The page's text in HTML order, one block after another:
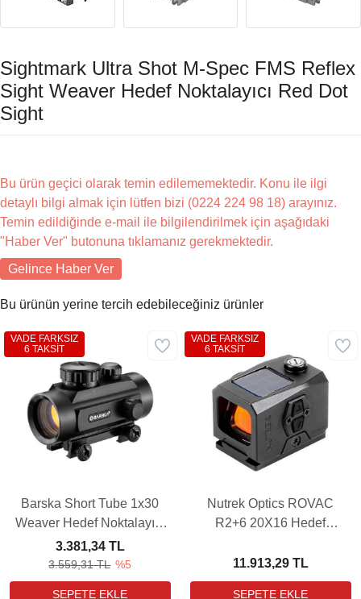
Sightmark Ultra Shot M-Spec FMS Reflex
Sight Weaver Hedef Noktalayıcı Red Dot
Sight
Bu ürün geçici olarak temin edilememektedir. Konu ile ilgi
detaylı bilgi almak için lütfen bizi (0224 224 98 18) arayınız.
Temin edildiğinde e-mail ile bilgilendirilmek için aşağıdaki
"Haber Ver" butonuna tıklamanız gerekmektedir.
Gelince Haber Ver
Bu ürünün yerine tercih edebileceğiniz ürünler
Barska Short Tube 1x30
Weaver Hedef Noktalayıcı
Red Dot Sight
3.559,31 TL %5
3.381,34 TL
VADE FARKSIZ
6 TAKSİT
Nutrek Optics ROVAC
R2+6 20X16 Hedef
(6 MOA)
11.913,29 TL
VADE FARKSIZ
6 TAKSİT